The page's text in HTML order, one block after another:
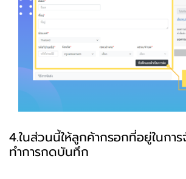
4.ในส่วนนี้ให้ลูกค้ากรอกที่อยู่ในกา
ทำการกดบันทึก